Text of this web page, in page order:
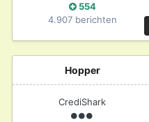
554
4.907 berichten
Hopper
CrediShark